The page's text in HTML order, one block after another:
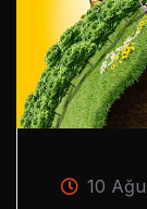
10